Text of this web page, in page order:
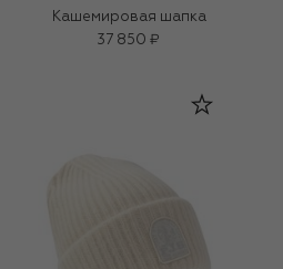
Кашемировая шапка
37 850 ₽